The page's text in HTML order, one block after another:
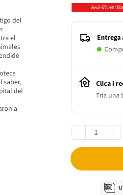
del
el
saber,
del
a
Avui -5% en
Clica i
Tria una